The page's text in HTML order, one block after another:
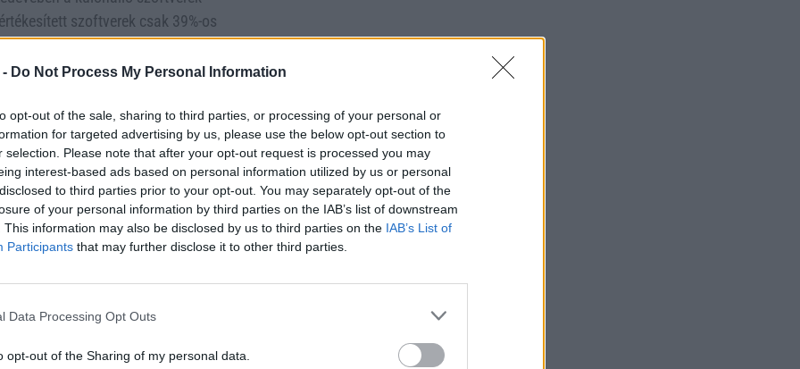
Do Not Process My Personal Information
opt-out of the sale, sharing to third parties, or processing of your personal or
for targeted advertising by us, please use the below opt-out section to
selection. Please note that after your opt-out request is processed you may
interest-based ads based on personal information utilized by us or personal
to third parties prior to your opt-out. You may separately opt-out of the
of your personal information by third parties on the IAB’s list of downstream
This information may also be disclosed by us to third parties on the IAB’s List of
Participants that may further disclose it to other third parties.
Data Processing Opt Outs
opt-out of the Sharing of my personal data.
szoftverek csak 39%-os
ának megfelelő előrejelzéssel, ami
A cég azonban tisztában
együttműködés jelentős akadályokat
részéről felmerülő adatbiztonsági
felső határok iránti igények. Egy
jogi és beszerzési csapatainak
szakadék” mutatkozik a két fél
a Nvidia nem egyedülálló ebben
bevezetésével
elég érett a tömeges alkalmazásra.